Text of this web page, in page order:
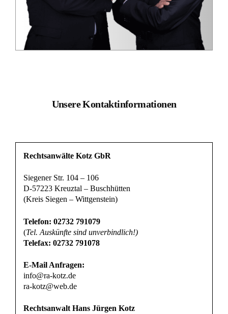
Unsere Kontaktinformationen
Rechtsanwälte Kotz GbR
Siegener Str. 104 – 106
D-57223 Kreuztal – Buschhütten
(Kreis Siegen – Wittgenstein)
Telefon: 02732 791079
(Tel. Auskünfte sind unverbindlich!)
Telefax: 02732 791078
E-Mail Anfragen:
info@ra-kotz.de
ra-kotz@web.de
Rechtsanwalt Hans Jürgen Kotz